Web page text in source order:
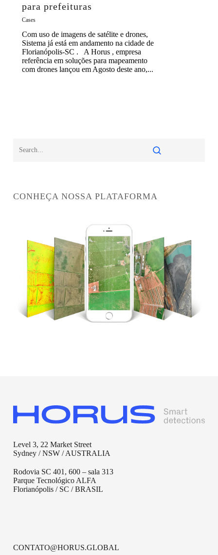
para prefeituras
Cases
Com uso de imagens de satélite e drones,
Sistema já está em andamento na cidade de
Florianópolis-SC . A Horus , empresa
referência em soluções para mapeamento
com drones lançou em Agosto deste ano,...
CONHEÇA NOSSA PLATAFORMA
Level 3, 22 Market Street
Sydney / NSW / AUSTRALIA
Rodovia SC 401, 600 – sala 313
Parque Tecnológico ALFA
Florianópolis / SC / BRASIL
CONTATO@HORUS.GLOBAL